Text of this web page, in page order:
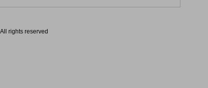
rights reserved